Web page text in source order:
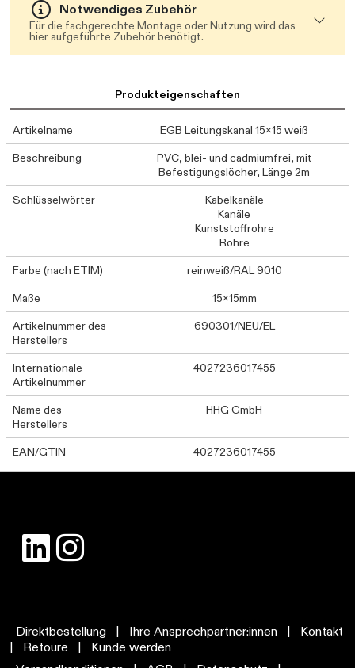
Notwendiges Zubehör
Für die fachgerechte Montage oder Nutzung wird das
hier aufgeführte Zubehör benötigt.
Produkteigenschaften
Artikelname
EGB Leitungskanal 15x15 weiß
Beschreibung
PVC, blei- und cadmiumfrei, mit
Befestigungslöcher, Länge 2m
Schlüsselwörter
Kabelkanäle
Kanäle
Kunststoffrohre
Rohre
Farbe (nach ETIM)
reinweiß/RAL 9010
Maße
15x15mm
Artikelnummer des
Herstellers
690301/NEU/EL
Internationale
Artikelnummer
4027236017455
Name des
Herstellers
HHG GmbH
EAN/GTIN 4027236017455
Direktbestellung | Ihre Ansprechpartner:innen |
Kontakt
|
Retoure |
Kunde werden